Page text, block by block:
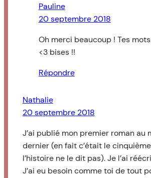
Pauline
20 septembre 2018
Oh merci beaucoup ! Tes
<3 bises !!
Répondre
Nathalie
20 septembre 2018
J’ai publié mon premier roman au
dernier (en fait c’était le
l’histoire ne le dit pas). Je l’ai
J’ai eu besoin comme toi de tout